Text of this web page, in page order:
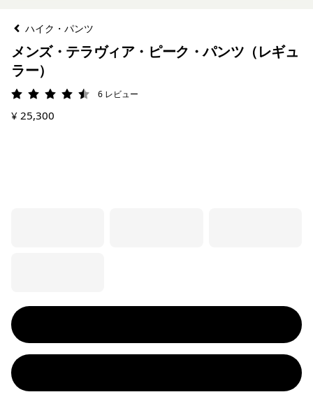
ハイク・パンツ
メンズ・テラヴィア・ピーク・パンツ（レギュ
ラー）
評価: 4.5 / 5
6 レビュー
¥ 25,300